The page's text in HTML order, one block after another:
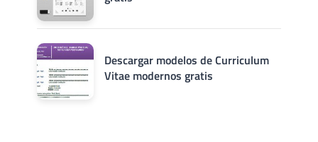
Descargar modelos de Curriculum
Vitae modernos gratis